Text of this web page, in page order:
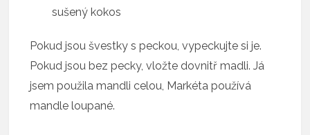
sušený kokos
Pokud jsou švestky s peckou, vypeckujte si je.
Pokud jsou bez pecky, vložte dovnitř madli. Já
jsem použila mandli celou, Markéta používá
mandle loupané.